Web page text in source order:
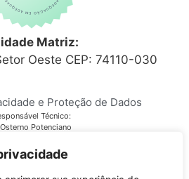
Matriz:
Oeste CEP: 74110-030
e Proteção de Dados
Técnico:
Potenciano
Citocenter
03.810.678/0001-28